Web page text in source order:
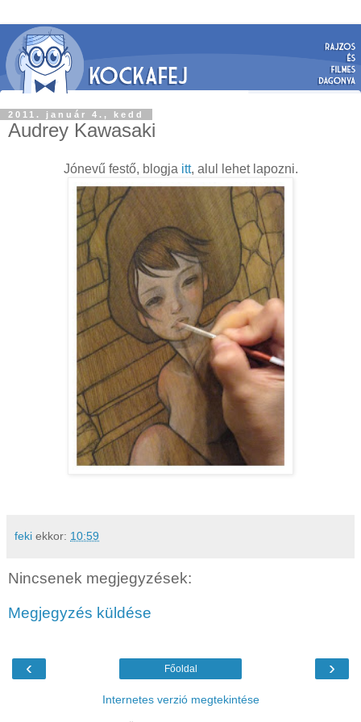
2011. január 4., kedd
Audrey Kawasaki
Jónevű festő, blogja itt, alul lehet lapozni.
feki ekkor: 10:59
Nincsenek megjegyzések:
Megjegyzés küldése
‹ ›
Főoldal
Internetes verzió megtekintése